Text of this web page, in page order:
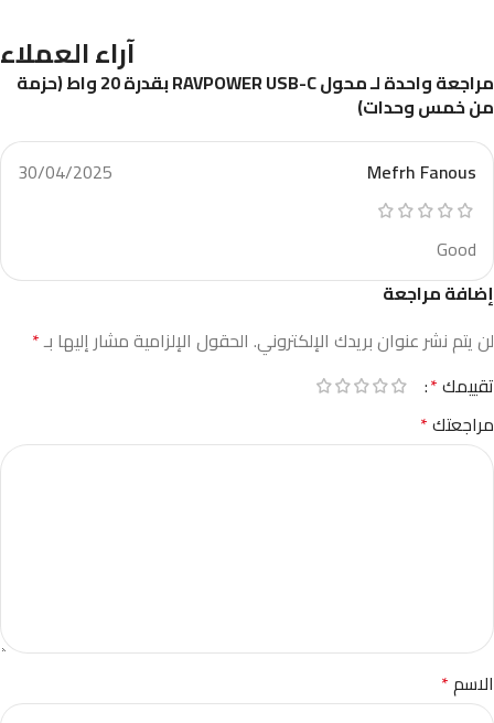
آراء العملاء
مراجعة واحدة لـ محول RAVPOWER USB-C بقدرة 20 واط (حزمة
من خمس وحدات)
Mefrh Fanous
30/04/2025
Good
إضافة مراجعة
لن يتم نشر عنوان بريدك الإلكتروني. الحقول الإلزامية مشار إليها بـ*
تقييمك*
مراجعتك*
الاسم*